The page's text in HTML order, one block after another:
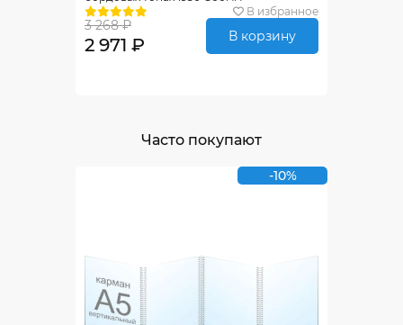
В избранное
3 268 ₽
2 971 ₽ В корзину
Часто покупают
-10%